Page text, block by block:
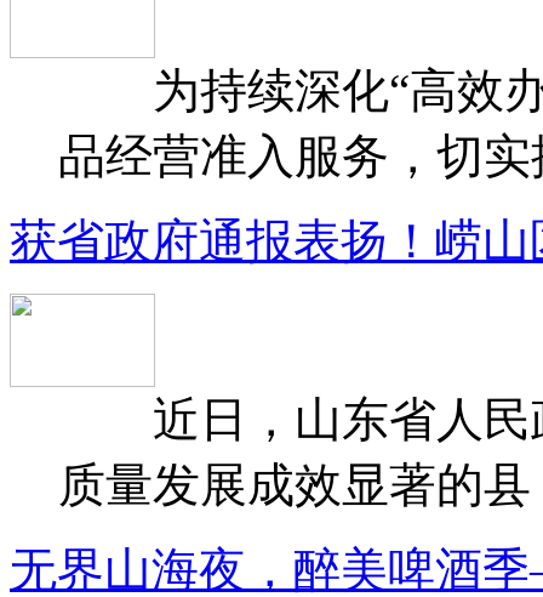
为持续深化“高效办
品经营准入服务，切
获省政府通报表扬！崂
近日，山东省人民
质量发展成效显著的
无界山海夜，醉美啤酒